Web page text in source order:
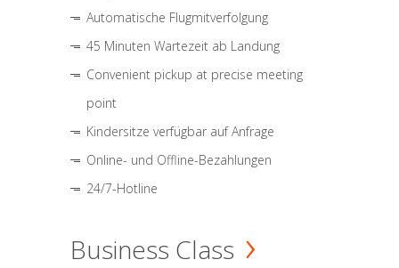
Automatische Flugmitverfolgung
45 Minuten Wartezeit ab Landung
Convenient pickup at precise meeting
point
Kindersitze verfügbar auf Anfrage
Online- und Offline-Bezahlungen
24/7-Hotline
Business Class